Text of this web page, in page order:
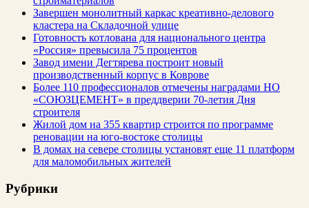
Завершен монолитный каркас креативно-делового
кластера на Складочной улице
Готовность котлована для национального центра
«Россия» превысила 75 процентов
Завод имени Дегтярева построит новый
производственный корпус в Коврове
Более 110 профессионалов отмечены наградами НО
«СОЮЗЦЕМЕНТ» в преддверии 70-летия Дня
строителя
Жилой дом на 355 квартир строится по программе
реновации на юго-востоке столицы
В домах на севере столицы установят еще 11 платформ
для маломобильных жителей
Рубрики